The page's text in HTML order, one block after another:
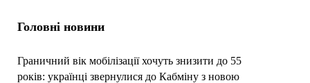
Головні новини
Граничний вік мобілізації хочуть знизити до 55
років: українці звернулися до Кабміну з новою